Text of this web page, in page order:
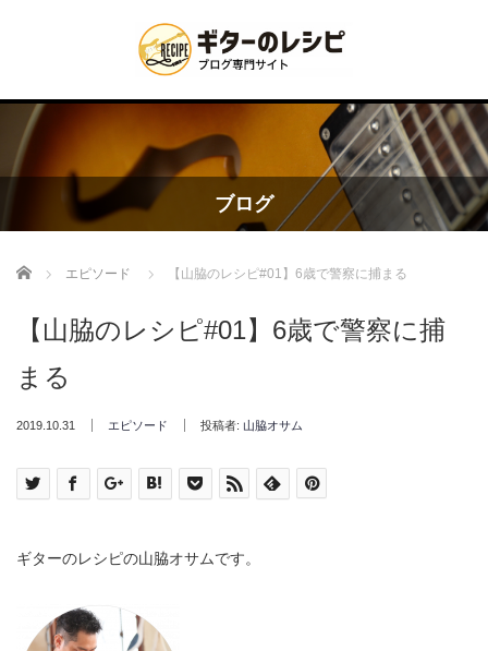
ブログ
Home エピソード 【山脇のレシピ#01】6歳で警察に捕まる
【山脇のレシピ#01】6歳で警察に捕
まる
2019.10.31 エピソード 投稿者: 山脇オサム
ギターのレシピの山脇オサムです。